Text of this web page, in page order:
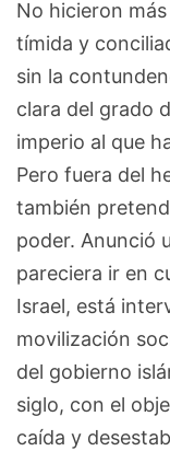
No hicieron
tímida y
sin la
clara del grado
imperio al que
Pero fuera del
también
poder. Anunció
pareciera ir en
Israel, está
movilización
del gobierno
siglo, con el
caída y